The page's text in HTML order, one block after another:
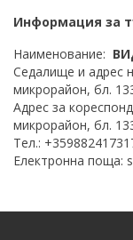
Информация за
Наименование:
Седалище и адрес
микрорайон, бл.
Адрес за
микрорайон, бл.
Тел.:
Електронна поща: